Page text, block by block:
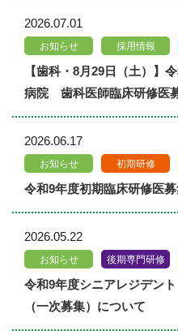
2026.07.01
お知らせ 採用情報
【歯科・8月29日（土）】
病院 歯科医師臨床研修医
2026.06.17
お知らせ 初期研修
令和9年度初期臨床研修医
2026.05.22
お知らせ 後期専門研修
令和9年度シニアレジデン
（一次募集）について